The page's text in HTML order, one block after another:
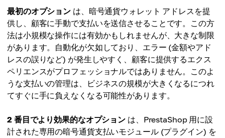
最初のオプション は、暗号通貨ウォレット アドレスを提
供し、顧客に手動で支払いを送信させることです。この方
法は小規模な操作には有効かもしれませんが、大きな制限
があります。自動化が欠如しており、エラー (金額やアド
レスの誤りなど) が発生しやすく、顧客に提供するエクス
ペリエンスがプロフェッショナルではありません。このよ
うな支払いの管理は、ビジネスの規模が大きくなるにつれ
てすぐに手に負えなくなる可能性があります。
2 番目でより効果的なオプション は、PrestaShop 用に設
計された専用の暗号通貨支払いモジュール (プラグイン) を